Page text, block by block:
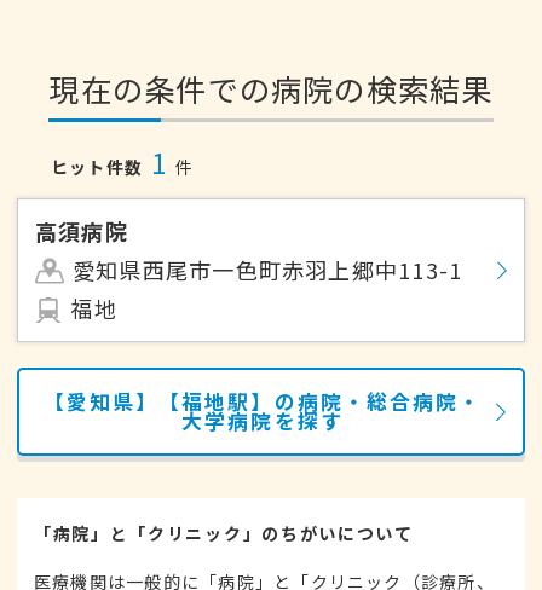
現在の条件での病院の検索結果
ヒット件数 1 件
高須病院
愛知県西尾市一色町赤羽上郷中113-1
福地
【愛知県】【福地駅】の病院・総合病院・
大学病院を探す
「病院」と「クリニック」のちがいについて
医療機関は一般的に「病院」と「クリニック（診療所、